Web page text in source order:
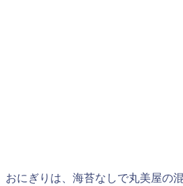
おにぎりは、海苔なしで丸美屋の